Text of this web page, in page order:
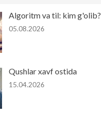
Algoritm va til: kim g'olib?
05.08.2026
Qushlar xavf ostida
15.04.2026